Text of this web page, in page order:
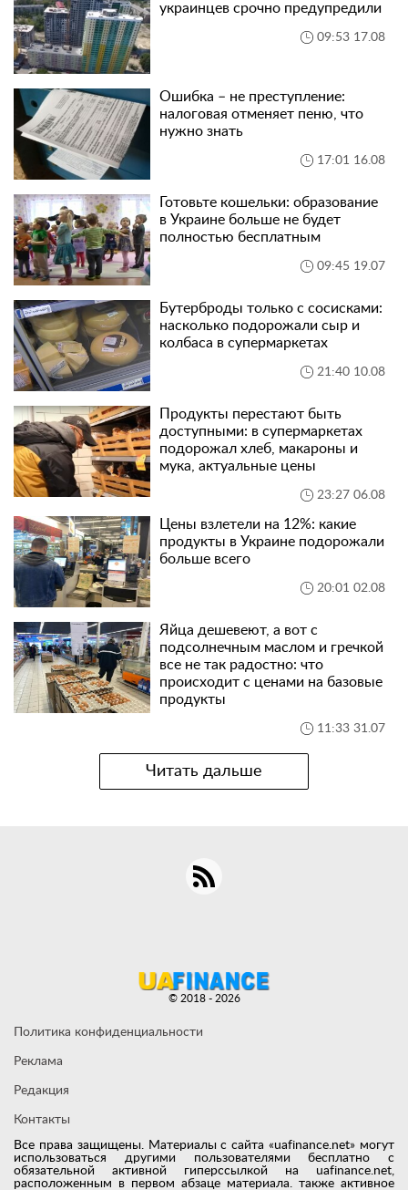
украинцев срочно предупредили
09:53 17.08
Ошибка – не преступление:
налоговая отменяет пеню, что
нужно знать
17:01 16.08
Готовьте кошельки: образование
в Украине больше не будет
полностью бесплатным
09:45 19.07
Бутерброды только с сосисками:
насколько подорожали сыр и
колбаса в супермаркетах
21:40 10.08
Продукты перестают быть
доступными: в супермаркетах
подорожал хлеб, макароны и
мука, актуальные цены
23:27 06.08
Цены взлетели на 12%: какие
продукты в Украине подорожали
больше всего
20:01 02.08
Яйца дешевеют, а вот с
подсолнечным маслом и гречкой
все не так радостно: что
происходит с ценами на базовые
продукты
11:33 31.07
Читать дальше
Все права защищены. Материалы с сайта «uafinance.net» могут
использоваться другими пользователями бесплатно с
обязательной активной гиперссылкой на uafinance.net,
расположенным в первом абзаце материала. также активное
Политика конфиденциальности
Реклама
Редакция
Контакты
© 2018 - 2026